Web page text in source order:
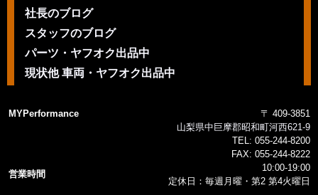
社長のブログ
スタッフのブログ
パーツ・ヤフオク出品中
現状他 車両・ヤフオク出品中
MYPerformance
〒 409-3851
山梨県中巨摩郡昭和町河西621-9
TEL: 055-244-8200
FAX: 055-244-8222
営業時間
10:00-19:00
定休日：毎週月曜・第2 第4火曜日